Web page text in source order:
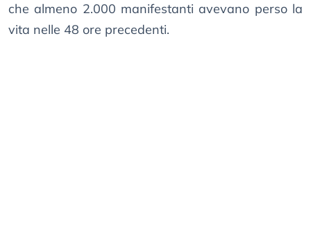
che almeno 2.000 manifestanti avevano perso la
vita nelle 48 ore precedenti.